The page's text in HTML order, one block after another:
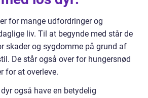
for mange udfordringer og
liv. Til at begynde med står de
skader og sygdomme på grund af
De står også over for hungersnød
for at overleve.
også have en betydelig